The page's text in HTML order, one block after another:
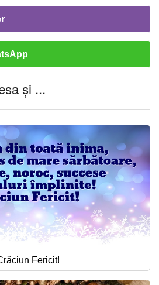
și ...
Fericit!